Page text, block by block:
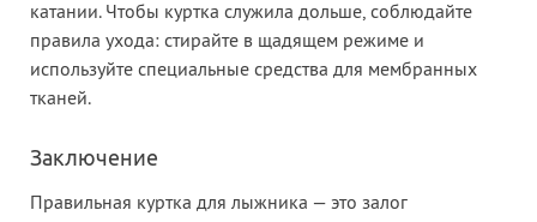
катании. Чтобы куртка служила дольше, соблюдайте
правила ухода: стирайте в щадящем режиме и
используйте специальные средства для мембранных
тканей.
Заключение
Правильная куртка для лыжника — это залог